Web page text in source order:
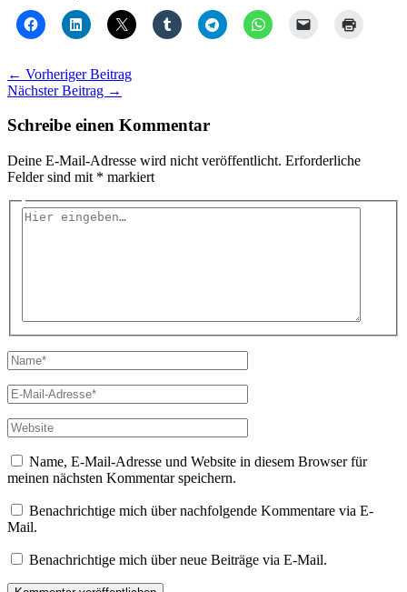
← Vorheriger Beitrag
Nächster Beitrag →
Schreibe einen Kommentar
Deine E-Mail-Adresse wird nicht veröffentlicht. Erforderliche
Felder sind mit * markiert
Hier
Name*
E-
Mail-
Adresse*
Website
Name, E-Mail-Adresse und Website in diesem Browser für
meinen nächsten Kommentar speichern.
Benachrichtige mich über nachfolgende Kommentare via E-
Mail.
Benachrichtige mich über neue Beiträge via E-Mail.